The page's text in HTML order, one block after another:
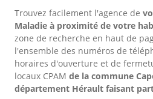
Trouvez facilement l'agence de
Maladie à proximité de votre
zone de recherche en haut de
l'ensemble des numéros de
horaires d'ouverture et de
locaux CPAM de la commune
département Hérault faisant